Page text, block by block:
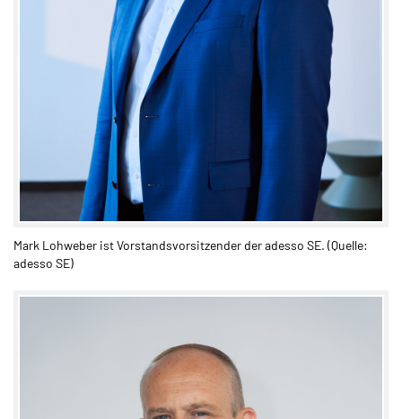
Mark Lohweber ist Vorstandsvorsitzender der adesso SE. (Quelle:
adesso SE)